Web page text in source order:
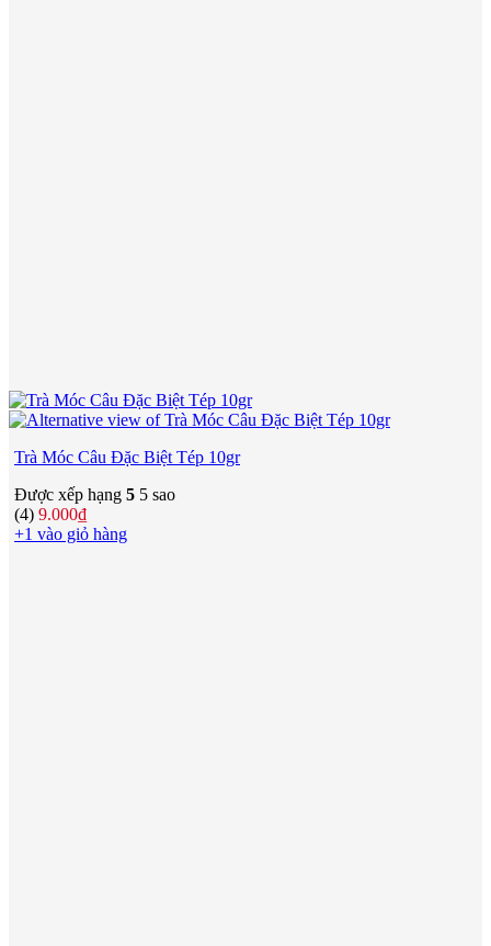
Trà Móc Câu Đặc Biệt Tép 10gr
Được xếp hạng 5 5 sao
(4) 9.000₫
+1 vào giỏ hàng